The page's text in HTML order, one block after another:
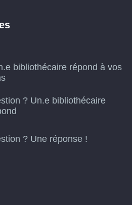
bibliothécaire répond à vos
? Un.e bibliothécaire
? Une réponse !